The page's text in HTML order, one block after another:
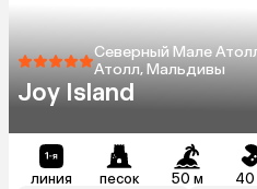
Северный Мале
Атолл, Мальдивы
Joy Island
линия песок 50 м 40